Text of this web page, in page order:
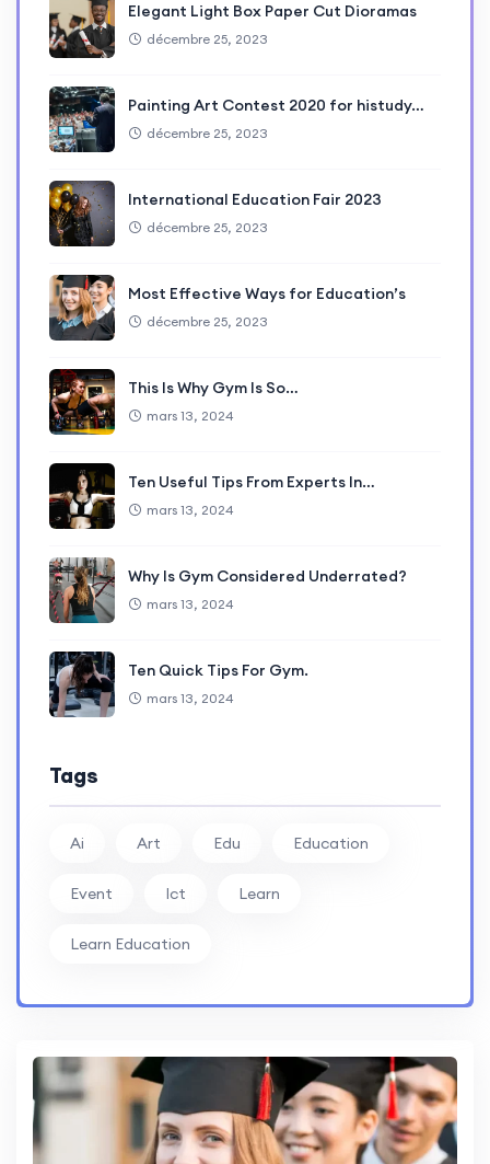
Elegant Light Box Paper Cut Dioramas
décembre 25, 2023
Painting Art Contest 2020 for histudy…
décembre 25, 2023
International Education Fair 2023
décembre 25, 2023
Most Effective Ways for Education’s
décembre 25, 2023
This Is Why Gym Is So…
mars 13, 2024
Ten Useful Tips From Experts In…
mars 13, 2024
Why Is Gym Considered Underrated?
mars 13, 2024
Ten Quick Tips For Gym.
mars 13, 2024
Tags
Ai Art Edu Education
Event Ict Learn
Learn Education